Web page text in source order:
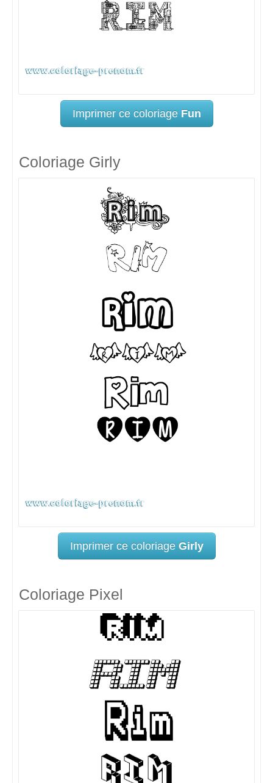
Imprimer ce coloriage Fun
Coloriage Girly
Imprimer ce coloriage Girly
Coloriage Pixel